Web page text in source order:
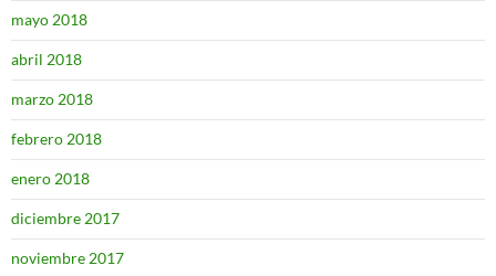
mayo 2018
abril 2018
marzo 2018
febrero 2018
enero 2018
diciembre 2017
noviembre 2017